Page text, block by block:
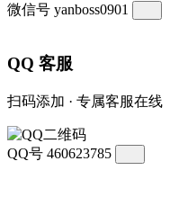
微信号 yanboss0901
QQ 客服
扫码添加 · 专属客服在线
QQ号 460623785